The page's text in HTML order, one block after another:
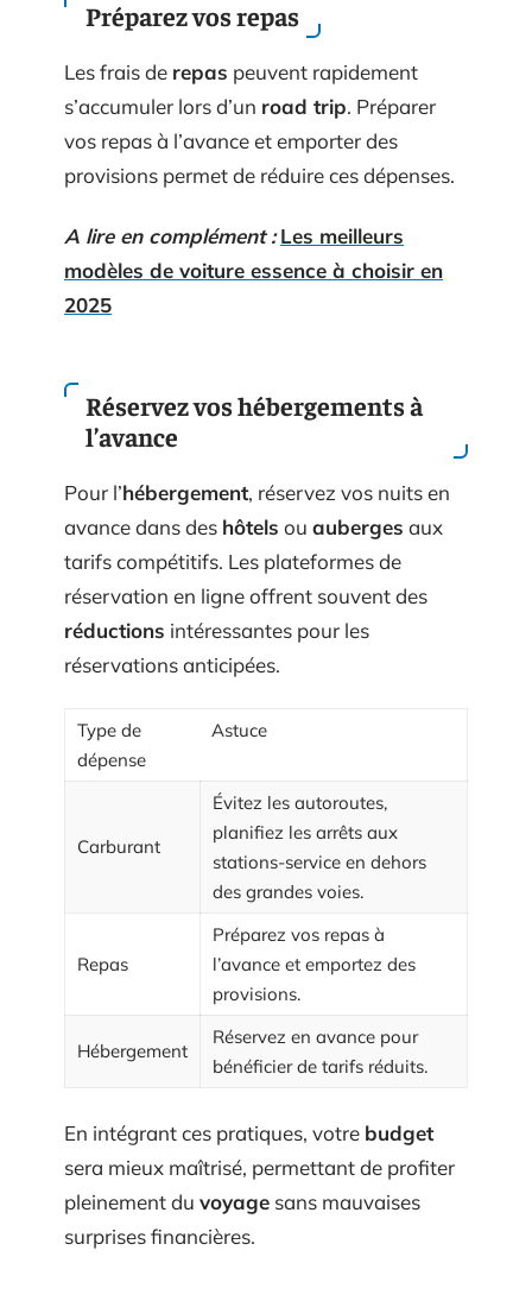
Préparez vos repas
Les frais de repas peuvent rapidement
s’accumuler lors d’un road trip. Préparer
vos repas à l’avance et emporter des
provisions permet de réduire ces dépenses.
A lire en complément : Les meilleurs
modèles de voiture essence à choisir en
2025
Réservez vos hébergements à
l’avance
Pour l’hébergement, réservez vos nuits en
avance dans des hôtels ou auberges aux
tarifs compétitifs. Les plateformes de
réservation en ligne offrent souvent des
réductions intéressantes pour les
réservations anticipées.
Type de
dépense
Astuce
Carburant
Évitez les autoroutes,
planifiez les arrêts aux
stations-service en dehors
des grandes voies.
Repas
Préparez vos repas à
l’avance et emportez des
provisions.
Hébergement
Réservez en avance pour
bénéficier de tarifs réduits.
En intégrant ces pratiques, votre budget
sera mieux maîtrisé, permettant de profiter
pleinement du voyage sans mauvaises
surprises financières.